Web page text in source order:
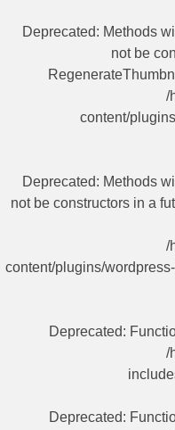
Deprecated: Methods
not be
/
content/
Deprecated: Methods
not be constructors in a
/
content/plugins/
Deprecated:
/
Deprecated: